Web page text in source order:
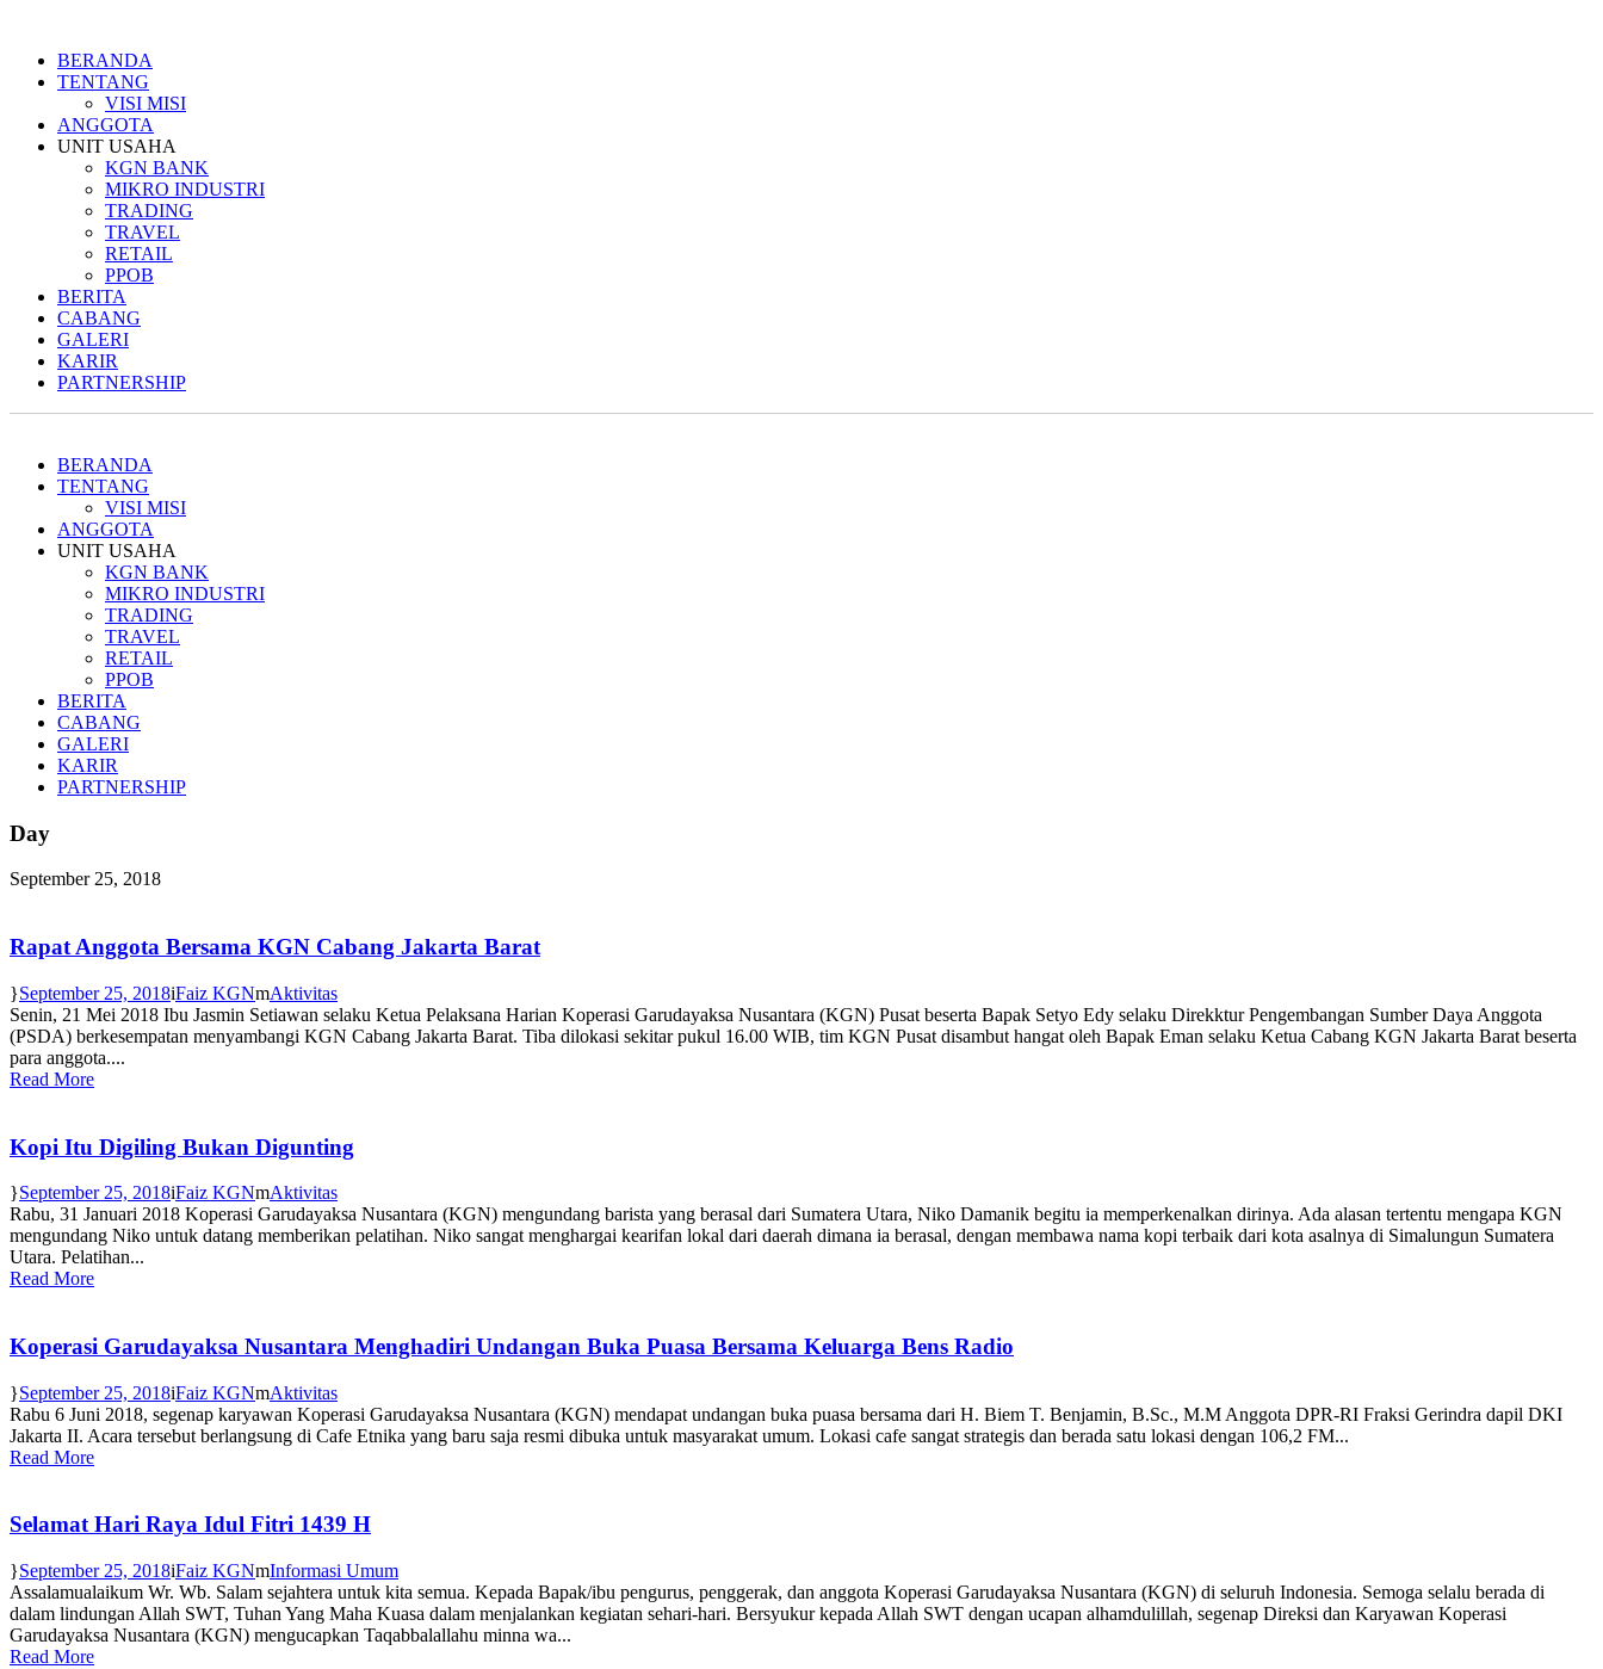
BERANDA
TENTANG
VISI MISI
ANGGOTA
UNIT USAHA
KGN BANK
MIKRO INDUSTRI
TRADING
TRAVEL
RETAIL
PPOB
BERITA
CABANG
GALERI
KARIR
PARTNERSHIP
BERANDA
TENTANG
VISI MISI
ANGGOTA
UNIT USAHA
KGN BANK
MIKRO INDUSTRI
TRADING
TRAVEL
RETAIL
PPOB
BERITA
CABANG
GALERI
KARIR
PARTNERSHIP
Day
September 25, 2018
Rapat Anggota Bersama KGN Cabang Jakarta Barat
September 25, 2018 Faiz KGN
Aktivitas
Senin, 21 Mei 2018 Ibu Jasmin Setiawan selaku Ketua Pelaksana Harian Koperasi Garudayaksa Nusantara (KGN) Pusat beserta Bapak Setyo Edy selaku Direkktur Pengembangan Sumber Daya Anggota
(PSDA) berkesempatan menyambangi KGN Cabang Jakarta Barat. Tiba dilokasi sekitar pukul 16.00 WIB, tim KGN Pusat disambut hangat oleh Bapak Eman selaku Ketua Cabang KGN Jakarta Barat beserta
para anggota....
Read More
Kopi Itu Digiling Bukan Digunting
September 25, 2018 Faiz KGN
Aktivitas
Rabu, 31 Januari 2018 Koperasi Garudayaksa Nusantara (KGN) mengundang barista yang berasal dari Sumatera Utara, Niko Damanik begitu ia memperkenalkan dirinya. Ada alasan tertentu mengapa KGN
mengundang Niko untuk datang memberikan pelatihan. Niko sangat menghargai kearifan lokal dari daerah dimana ia berasal, dengan membawa nama kopi terbaik dari kota asalnya di Simalungun Sumatera
Utara. Pelatihan...
Read More
Koperasi Garudayaksa Nusantara Menghadiri Undangan Buka Puasa Bersama Keluarga Bens Radio
September 25, 2018 Faiz KGN
Aktivitas
Rabu 6 Juni 2018, segenap karyawan Koperasi Garudayaksa Nusantara (KGN) mendapat undangan buka puasa bersama dari H. Biem T. Benjamin, B.Sc., M.M Anggota DPR-RI Fraksi Gerindra dapil DKI
Jakarta II. Acara tersebut berlangsung di Cafe Etnika yang baru saja resmi dibuka untuk masyarakat umum. Lokasi cafe sangat strategis dan berada satu lokasi dengan 106,2 FM...
Read More
Selamat Hari Raya Idul Fitri 1439 H
September 25, 2018 Faiz KGN
Informasi Umum
Assalamualaikum Wr. Wb. Salam sejahtera untuk kita semua. Kepada Bapak/ibu pengurus, penggerak, dan anggota Koperasi Garudayaksa Nusantara (KGN) di seluruh Indonesia. Semoga selalu berada di
dalam lindungan Allah SWT, Tuhan Yang Maha Kuasa dalam menjalankan kegiatan sehari-hari. Bersyukur kepada Allah SWT dengan ucapan alhamdulillah, segenap Direksi dan Karyawan Koperasi
Garudayaksa Nusantara (KGN) mengucapkan Taqabbalallahu minna wa...
Read More